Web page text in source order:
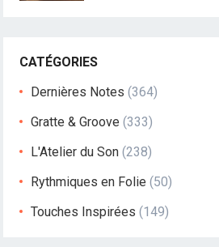
CATÉGORIES
Dernières Notes (364)
Gratte & Groove (333)
L'Atelier du Son (238)
Rythmiques en Folie (50)
Touches Inspirées (149)